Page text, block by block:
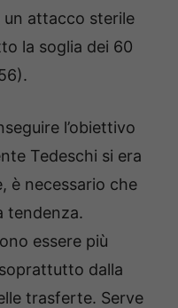
attacco sterile
la soglia dei 60
l’obiettivo
Tedeschi si era
è necessario che
tendenza.
essere più
dalla
trasferte. Serve